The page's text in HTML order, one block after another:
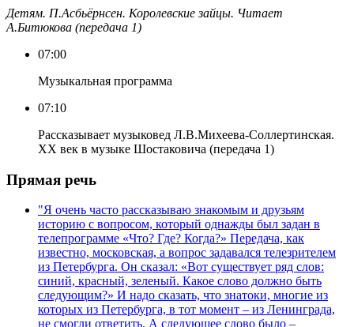
Детям. П.Асбьёрнсен. Королевские зайцы. Читает
А.Битюкова (передача 1)
07:00
Музыкальная программа
07:10
Рассказывает музыковед Л.В.Михеева-Соллертинская.
ХХ век в музыке Шостаковича (передача 1)
Прямая речь
"Я очень часто рассказываю знакомым и друзьям
историю с вопросом, который однажды был задан в
телепрограмме «Что? Где? Когда?» Передача, как
известно, московская, а вопрос задавался телезрителем
из Петербурга. Он сказал: «Вот существует ряд слов:
синий, красный, зеленый. Какое слово должно быть
следующим?» И надо сказать, что знатоки, многие из
которых из Петербурга, в тот момент – из Ленинграда,
не смогли ответить. А следующее слово было –